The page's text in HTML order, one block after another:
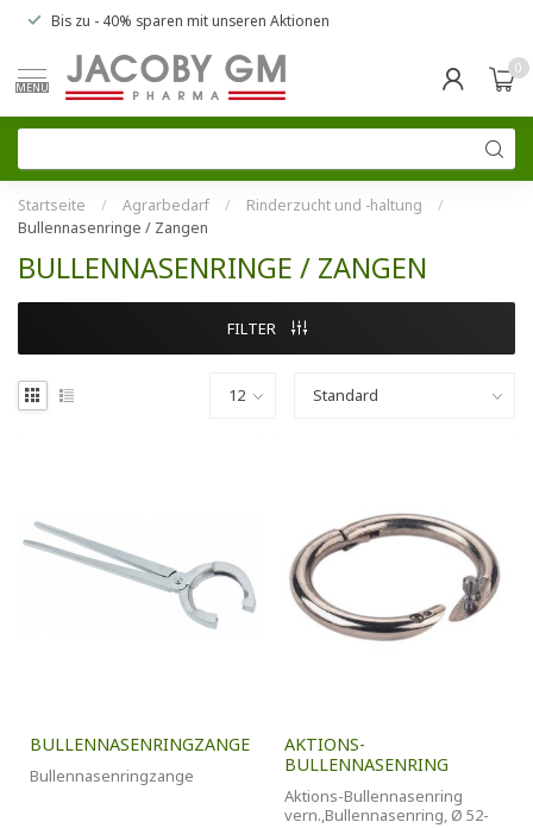
Bis zu - 40% sparen mit unseren Aktionen
MENU
0
Startseite / Agrarbedarf / Rinderzucht und -haltung
/
Bullennasenringe / Zangen
BULLENNASENRINGE / ZANGEN
FILTER
BULLENNASENRINGZANGE
Bullennasenringzange
AKTIONS-
BULLENNASENRING
Aktions-Bullennasenring
vern.,Bullennasenring, Ø 52-